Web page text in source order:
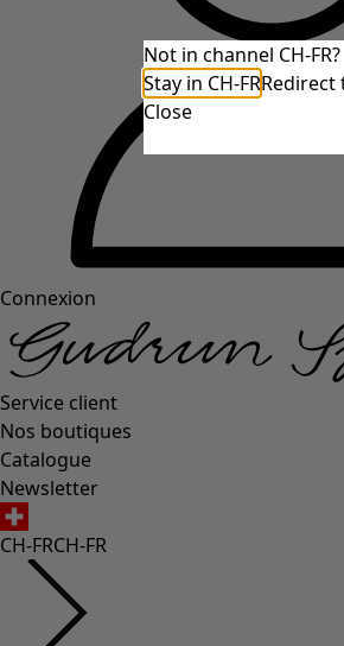
Connexion
Service client
Nos boutiques
Catalogue
Newsletter
CH-FRCH-FR
Not in channel CH-FR?
Stay in CH-FRRedirect
Close